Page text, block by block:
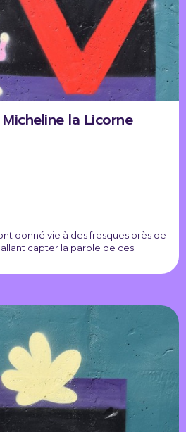
la Licorne
donné vie à des fresques près de
capter la parole de ces